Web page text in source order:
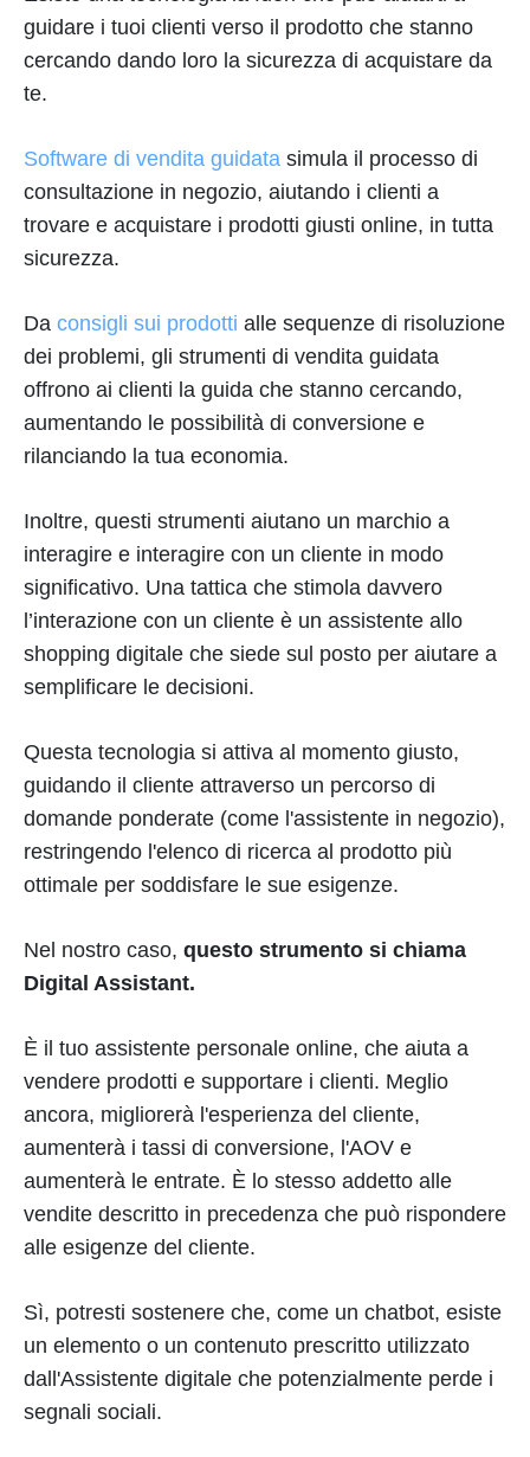
guidare i tuoi clienti verso il prodotto che stanno
cercando dando loro la sicurezza di acquistare da
te.
Software di vendita guidata simula il processo di
consultazione in negozio, aiutando i clienti a
trovare e acquistare i prodotti giusti online, in tutta
sicurezza.
Da consigli sui prodotti alle sequenze di risoluzione
dei problemi, gli strumenti di vendita guidata
offrono ai clienti la guida che stanno cercando,
aumentando le possibilità di conversione e
rilanciando la tua economia.
Inoltre, questi strumenti aiutano un marchio a
interagire e interagire con un cliente in modo
significativo. Una tattica che stimola davvero
l’interazione con un cliente è un assistente allo
shopping digitale che siede sul posto per aiutare a
semplificare le decisioni.
Questa tecnologia si attiva al momento giusto,
guidando il cliente attraverso un percorso di
domande ponderate (come l'assistente in negozio),
restringendo l'elenco di ricerca al prodotto più
ottimale per soddisfare le sue esigenze.
Nel nostro caso, questo strumento si chiama
Digital Assistant.
È il tuo assistente personale online, che aiuta a
vendere prodotti e supportare i clienti. Meglio
ancora, migliorerà l'esperienza del cliente,
aumenterà i tassi di conversione, l'AOV e
aumenterà le entrate. È lo stesso addetto alle
vendite descritto in precedenza che può rispondere
alle esigenze del cliente.
Sì, potresti sostenere che, come un chatbot, esiste
un elemento o un contenuto prescritto utilizzato
dall'Assistente digitale che potenzialmente perde i
segnali sociali.